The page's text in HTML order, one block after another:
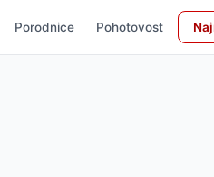
Porodnice Pohotovost